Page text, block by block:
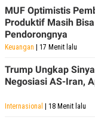
MUF Optimistis
Produktif Masih
Pendorongnya
Keuangan | 17 Menit lalu
Trump Ungkap
Negosiasi AS-Iran,
Internasional | 18 Menit lalu